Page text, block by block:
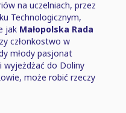
na uczelniach, przez
Technologicznym,
jak Małopolska Rada
członkostwo w
młody pasjonat
wyjeżdżać do Doliny
może robić rzeczy